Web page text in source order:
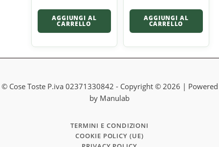
AGGIUNGI AL
CARRELLO
AGGIUNGI AL
CARRELLO
© Cose Toste P.iva 02371330842 - Copyright © 2026 | Powered
by Manulab
TERMINI E CONDIZIONI
COOKIE POLICY (UE)